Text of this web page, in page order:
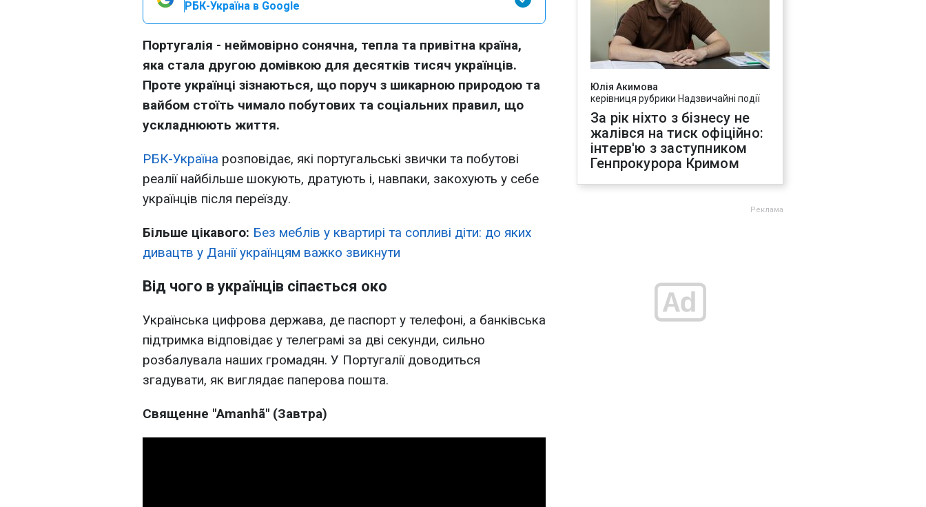
РБК-Україна в Google
Португалія - неймовірно сонячна, тепла та привітна країна,
яка стала другою домівкою для десятків тисяч українців.
Проте українці зізнаються, що поруч з шикарною природою та
вайбом стоїть чимало побутових та соціальних правил, що
ускладнюють життя.
РБК-Україна розповідає, які португальські звички та побутові
реалії найбільше шокують, дратують і, навпаки, закохують у себе
українців після переїзду.
Більше цікавого: Без меблів у квартирі та сопливі діти: до яких
дивацтв у Данії українцям важко звикнути
Від чого в українців сіпається око
Українська цифрова держава, де паспорт у телефоні, а банківська
підтримка відповідає у телеграмі за дві секунди, сильно
розбалувала наших громадян. У Португалії доводиться
згадувати, як виглядає паперова пошта.
Священне "Amanhã" (Завтра)
Юлія Акимова
керівниця рубрики Надзвичайні події
За рік ніхто з бізнесу не
жалівся на тиск офіційно:
інтерв'ю з заступником
Генпрокурора Кримом